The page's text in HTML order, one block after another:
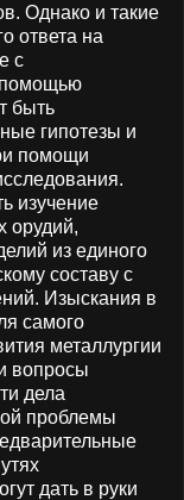
Однако и такие
ответа на
с
помощью
быть
гипотезы и
помощи
изучение
орудий,
из единого
составу с
Изыскания в
самого
металлургии
вопросы
дела
проблемы
дать в руки